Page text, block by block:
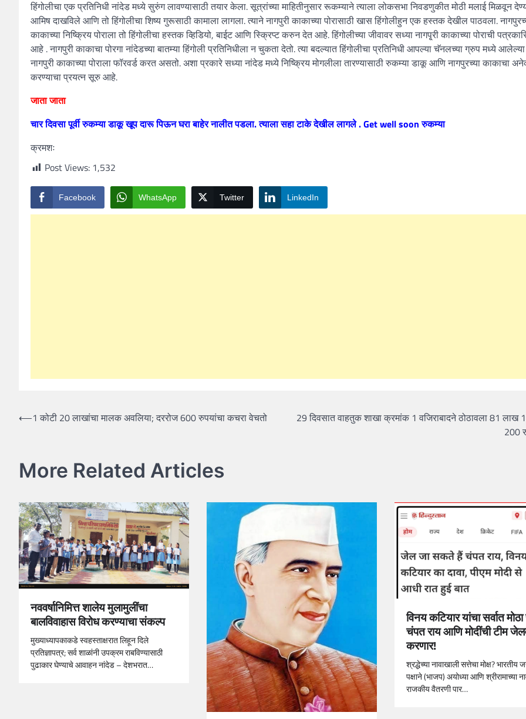
हिंगोलीचा एक प्रतिनिधी नांदेड मध्ये सुरुंग लावण्यासाठी तयार केला. सूत्रांच्या माहितीनुसार रूकम्याने त्याला लोकसभा निवडणुकीत मोठी मलाई मिळवून
आमिष दाखविले आणि तो हिंगोलीचा शिष्य गुरूसाठी कामाला लागला. त्याने नागपुरी काकाच्या पोरासाठी खास हिंगोलीहुन एक हस्तक देखील पाठवला.
काकाच्या निष्क्रिय पोराला तो हिंगोलीचा हस्तक व्हिडियो, बाईट आणि स्क्रिप्ट करुन देत आहे. हिंगोलीच्या जीवावर सध्या नागपृ्री काकाच्या पोराची
आहे . नागपुरी काकाचा पोरगा नांदेडच्या बातम्या हिंगोली प्रतिनिधीला न चुकता देतो. त्या बदल्यात हिंगोलीचा प्रतिनिधी आपल्या चॅनलच्या ग्रुप मध्ये आलेल्या
नागपुरी काकाच्या पोराला फॉरवर्ड करत असतो. अशा प्रकारे सध्या नांदेड मध्ये निष्क्रिय मोगलीला तारण्यासाठी रुकम्या डाकू आणि नागपुरच्या काकाचा
करण्याचा प्रयत्न सूरु आहे.
जाता जाता
चार दिवसा पूर्वी रुकम्या डाकू खूप दारू पिऊन घरा बाहेर नालीत पडला. त्याला सहा टाके देखील लागले . Get well soon रुकम्या
क्रमशः
Post Views: 1,532
Facebook WhatsApp Twitter LinkedIn
Post
⟵1 कोटी 20 लाखांचा मालक अवलिया; दररोज 600 रुपयांचा कचरा वेचतो
29 दिवसात वाहतुक शाखा क्रमांक 1 वजिराबादने ठोठावला 81 लाख
200
More Related Articles
नववर्षानिमित्त शालेय मुलामुलींचा
बालविवाहास विरोध करण्याचा संकल्प
मुख्याध्यापकाकडे स्वहस्ताक्षरात लिहून दिले
प्रतिज्ञापत्र; सर्व शाळांनी उपक्रम राबविण्यासाठी
पुढाकार घेण्याचे आवाहन नांदेड – देशभरात…
विनय कटियार यांचा सर्वात
चंपत राय आणि मोदींची टीम
करणार!
श्रद्धेच्या नावाखाली सत्तेचा मोक्ष? भारतीय
पक्षाने (भाजप) अयोध्या आणि श्रीरामाच्या
राजकीय वैतरणी पार…